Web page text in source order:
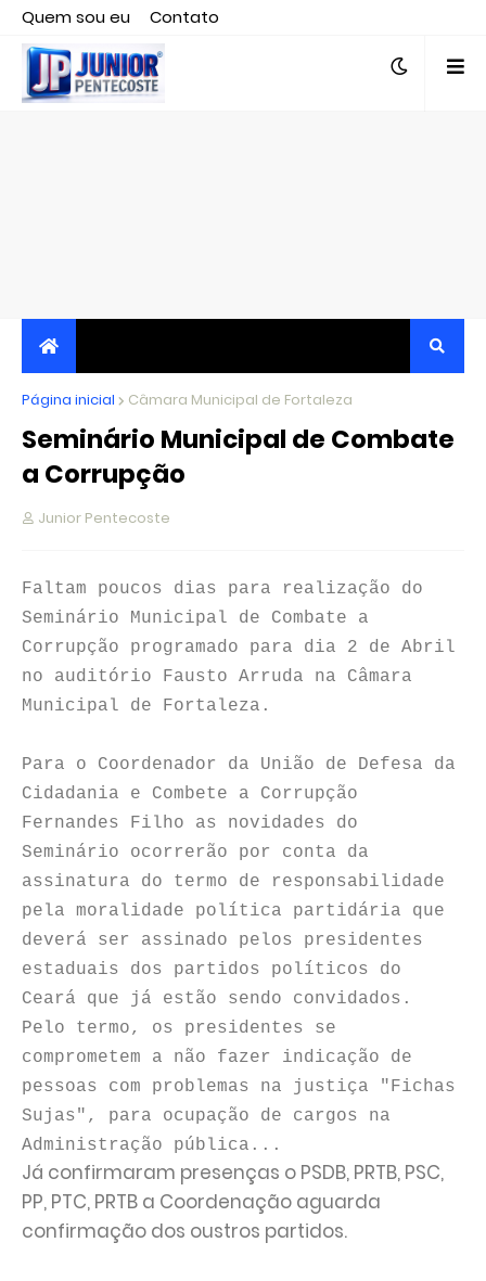
Quem sou eu
Contato
Editor responsável, jornalista Clovis Almeida.
JORNALISMO INDEPENDENTE, TRANSPARENTE E
CRÍTICO
Página inicial Câmara Municipal de Fortaleza
Seminário Municipal de Combate
a Corrupção
Junior Pentecoste
Faltam poucos dias para realização do
Seminário Municipal de Combate a
Corrupção programado para dia 2 de Abril
no auditório Fausto Arruda na Câmara
Municipal de Fortaleza.
Para o Coordenador da União de Defesa da
Cidadania e Combete a Corrupção
Fernandes Filho as novidades do
Seminário ocorrerão por conta da
assinatura do termo de responsabilidade
pela moralidade política partidária que
deverá ser assinado pelos presidentes
estaduais dos partidos políticos do
Ceará que já estão sendo convidados.
Pelo termo, os presidentes se
comprometem a não fazer indicação de
pessoas com problemas na justiça "Fichas
Sujas", para ocupação de cargos na
Administração pública...
Já confirmaram presenças o PSDB, PRTB, PSC,
PP, PTC, PRTB a Coordenação aguarda
confirmação dos oustros partidos.